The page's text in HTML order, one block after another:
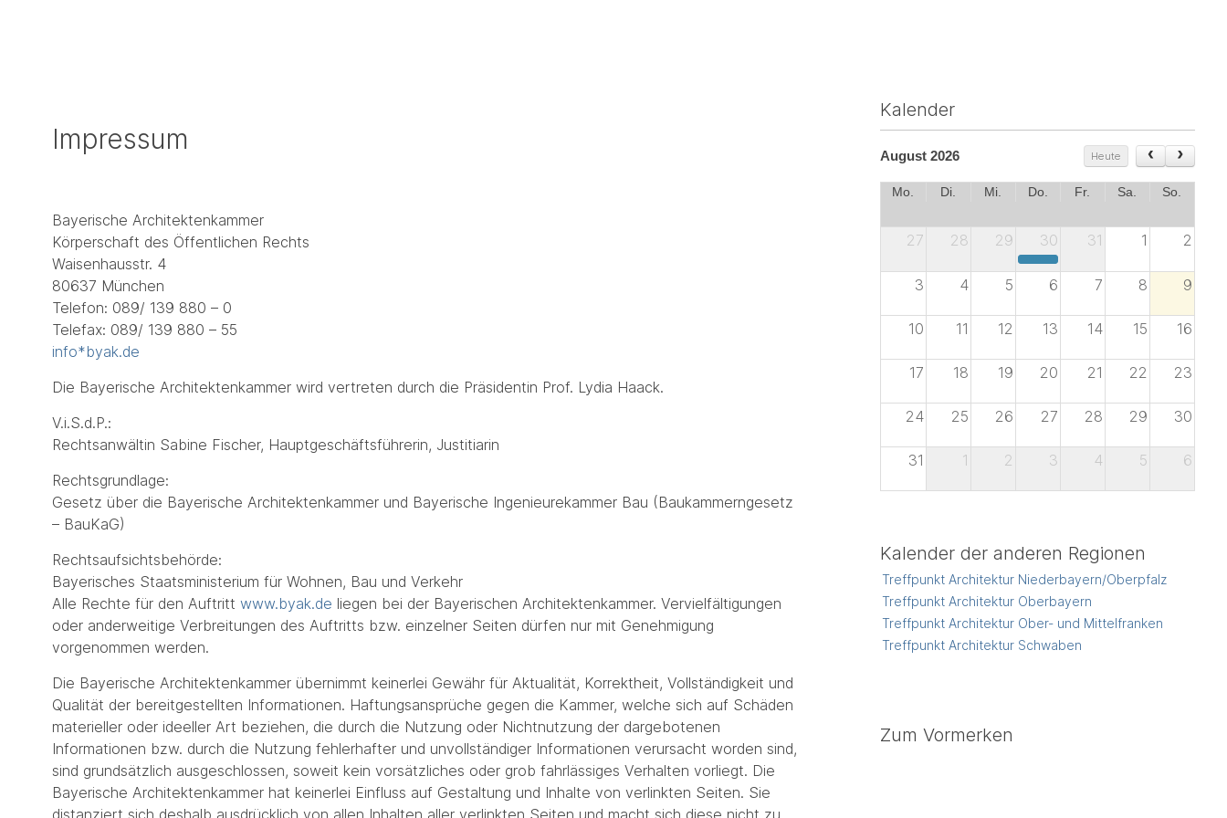
Impressum
Bayerische Architektenkammer
Körperschaft des Öffentlichen Rechts
Waisenhausstr. 4
80637 München
Telefon: 089/ 139 880 – 0
Telefax: 089/ 139 880 – 55
info*byak.de
Die Bayerische Architektenkammer wird vertreten durch die Präsidentin Prof. Lydia Haack.
V.i.S.d.P.:
Rechtsanwältin Sabine Fischer, Hauptgeschäftsführerin, Justitiarin
Rechtsgrundlage:
Gesetz über die Bayerische Architektenkammer und Bayerische Ingenieurekammer Bau (Baukammerngesetz
– BauKaG)
Rechtsaufsichtsbehörde:
Bayerisches Staatsministerium für Wohnen, Bau und Verkehr
Alle Rechte für den Auftritt www.byak.de liegen bei der Bayerischen Architektenkammer. Vervielfältigungen
oder anderweitige Verbreitungen des Auftritts bzw. einzelner Seiten dürfen nur mit Genehmigung
vorgenommen werden.
Die Bayerische Architektenkammer übernimmt keinerlei Gewähr für Aktualität, Korrektheit, Vollständigkeit und
Qualität der bereitgestellten Informationen. Haftungsansprüche gegen die Kammer, welche sich auf Schäden
materieller oder ideeller Art beziehen, die durch die Nutzung oder Nichtnutzung der dargebotenen
Informationen bzw. durch die Nutzung fehlerhafter und unvollständiger Informationen verursacht worden sind,
sind grundsätzlich ausgeschlossen, soweit kein vorsätzliches oder grob fahrlässiges Verhalten vorliegt. Die
Bayerische Architektenkammer hat keinerlei Einfluss auf Gestaltung und Inhalte von verlinkten Seiten. Sie
Kalender
August 2026 Heute
Mo. Di. Mi. Do. Fr. Sa. So.
27 28 29 30 31 1 2
3 4 5 6 7 8 9
10 11 12 13 14 15 16
17 18 19 20 21 22 23
24 25 26 27 28 29 30
31 1 2 3 4 5 6
Kalender der anderen Regionen
Treffpunkt Architektur Niederbayern/Oberpfalz
Treffpunkt Architektur Oberbayern
Treffpunkt Architektur Ober- und Mittelfranken
Treffpunkt Architektur Schwaben
Zum Vormerken